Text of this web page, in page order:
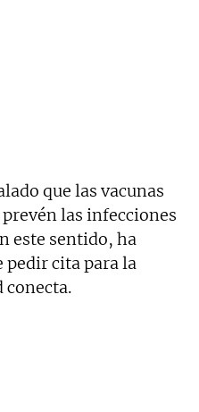
que las vacunas
las infecciones
este sentido, ha
pedir cita para la
conecta.